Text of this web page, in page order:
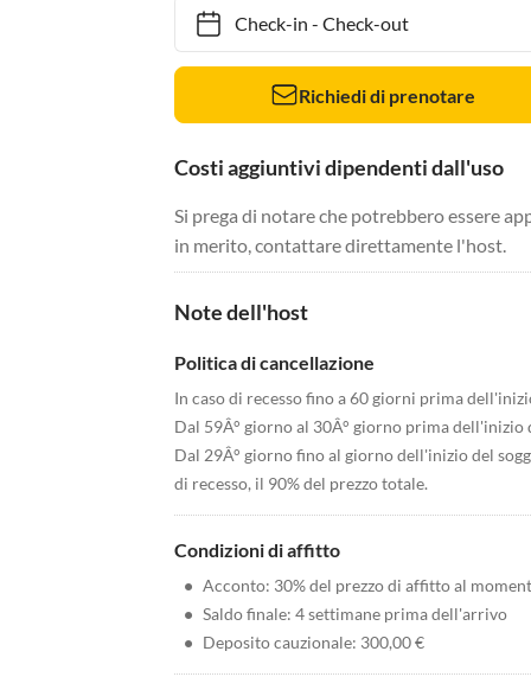
Check-in- Check-out
Richiedi di prenotare
Costi aggiuntivi dipendenti dall'uso
Si prega di notare che potrebbero essere
in merito, contattare direttamente l'host.
Note dell'host
Politica di cancellazione
In caso di recesso fino a 60 giorni prima
Dal 59Â° giorno al 30Â° giorno prima dell'inizio
Dal 29Â° giorno fino al giorno dell'inizio del
di recesso, il 90% del prezzo totale.
Condizioni di affitto
• Acconto: 30% del prezzo di affitto al
• Saldo finale: 4 settimane prima dell'arrivo
• Deposito cauzionale: 300,00 €